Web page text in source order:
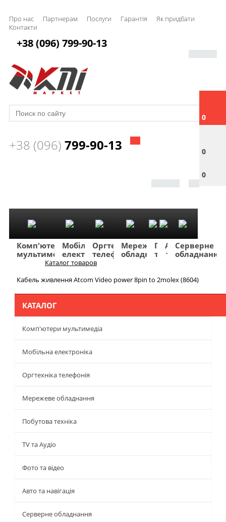
Про нас Партнерам Послуги Гарантія
Як придбати
Контакти
0
0
0
+38 (096) 799-90-13
+38 (096) 799-90-13
Комп'ютери
мультимедіа
Мобільна
електроніка
Оргтехніка
телефонія
Мережеве
обладнання
Побутова
техніка
TV
та
Фото
та
Авто
та
Серверне
обладнання
Каталог товаров
Кабель живлення Atcom Video power 8pin to 2molex (8604)
КАТАЛОГ
Комп'ютери мультимедіа
Мобільна електроніка
Оргтехніка телефонія
Мережеве обладнання
Побутова техніка
TV та Аудіо
Фото та відео
Авто та навігація
Серверне обладнання